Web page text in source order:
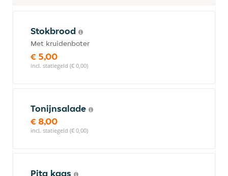
Stokbrood
Met kruidenboter
€ 5,00
incl. statiegeld (€ 0,00)
Tonijnsalade
€ 8,00
incl. statiegeld (€ 0,00)
Pita kaas